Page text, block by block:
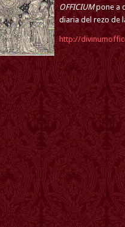
OFFICIUMpone a
diaria del rezo de
http://